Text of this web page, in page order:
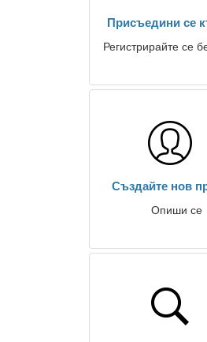
Присъедини се
Регистрирайте се
Създайте нов
Опиши се